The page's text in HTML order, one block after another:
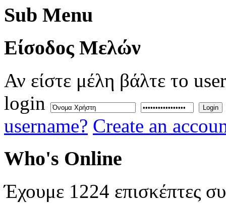
Sub Menu
Eίσοδος Μελών
Αν είστε μέλη βάλτε το
login
Login
username? Create an
Who's Online
Έχουμε 1224 επισκέπτες